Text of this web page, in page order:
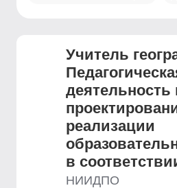
Учитель
деятельность
реализации
в
НИИДПО